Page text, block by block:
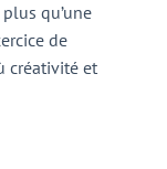
qu’une
de
créativité et